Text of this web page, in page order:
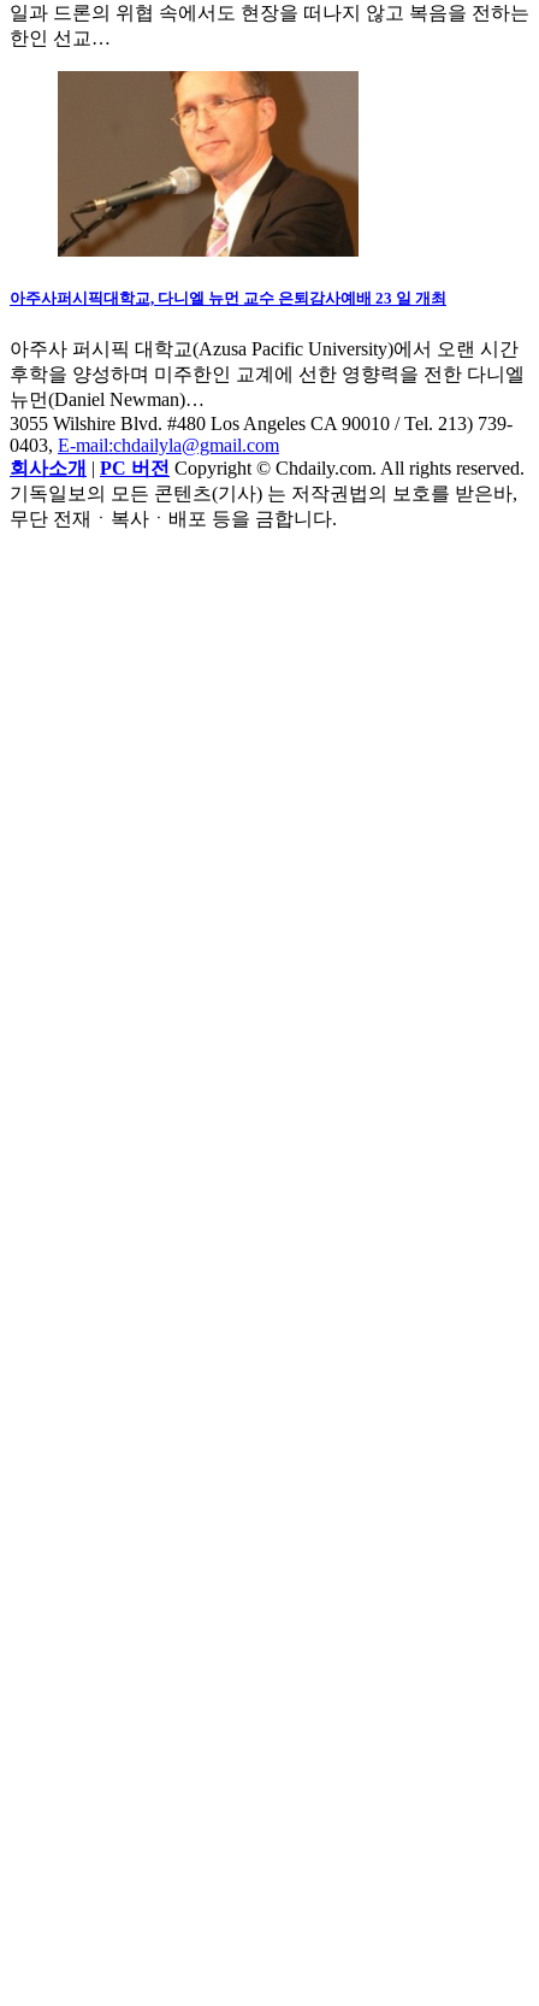
일과 드론의 위협 속에서도 현장을 떠나지 않고 복음을 전하는
한인 선교…
아주사퍼시픽대학교, 다니엘 뉴먼 교수 은퇴감사예배 23 일 개최
아주사 퍼시픽 대학교(Azusa Pacific University)에서 오랜 시간
후학을 양성하며 미주한인 교계에 선한 영향력을 전한 다니엘
뉴먼(Daniel Newman)…
3055 Wilshire Blvd. #480 Los Angeles CA 90010 / Tel. 213) 739-
0403, E-mail:chdailyla@gmail.com
회사소개 | PC 버전 Copyright © Chdaily.com. All rights reserved.
기독일보의 모든 콘텐츠(기사) 는 저작권법의 보호를 받은바,
무단 전재ㆍ복사ㆍ배포 등을 금합니다.